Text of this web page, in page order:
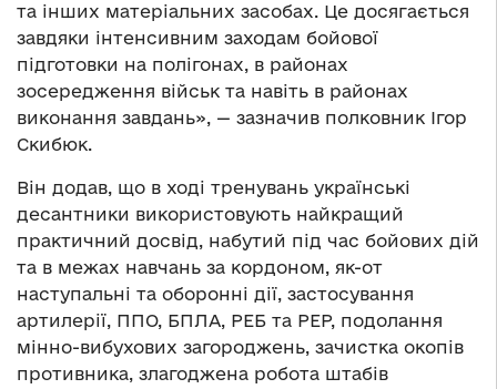
та інших матеріальних засобах. Це досягається
завдяки інтенсивним заходам бойової
підготовки на полігонах, в районах
зосередження військ та навіть в районах
виконання завдань», — зазначив полковник Ігор
Скибюк.
Він додав, що в ході тренувань українські
десантники використовують найкращий
практичний досвід, набутий під час бойових дій
та в межах навчань за кордоном, як-от
наступальні та оборонні дії, застосування
артилерії, ППО, БПЛА, РЕБ та РЕР, подолання
мінно-вибухових загороджень, зачистка окопів
противника, злагоджена робота штабів